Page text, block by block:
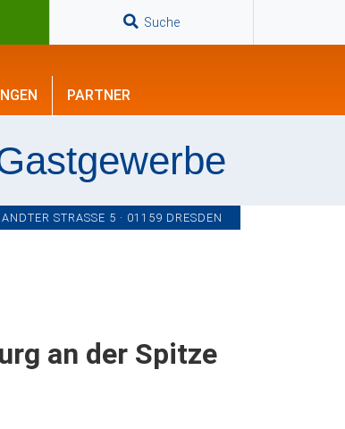
Suche
PARTNER
STRASSE 5 · 01159 DRESDEN
an der Spitze